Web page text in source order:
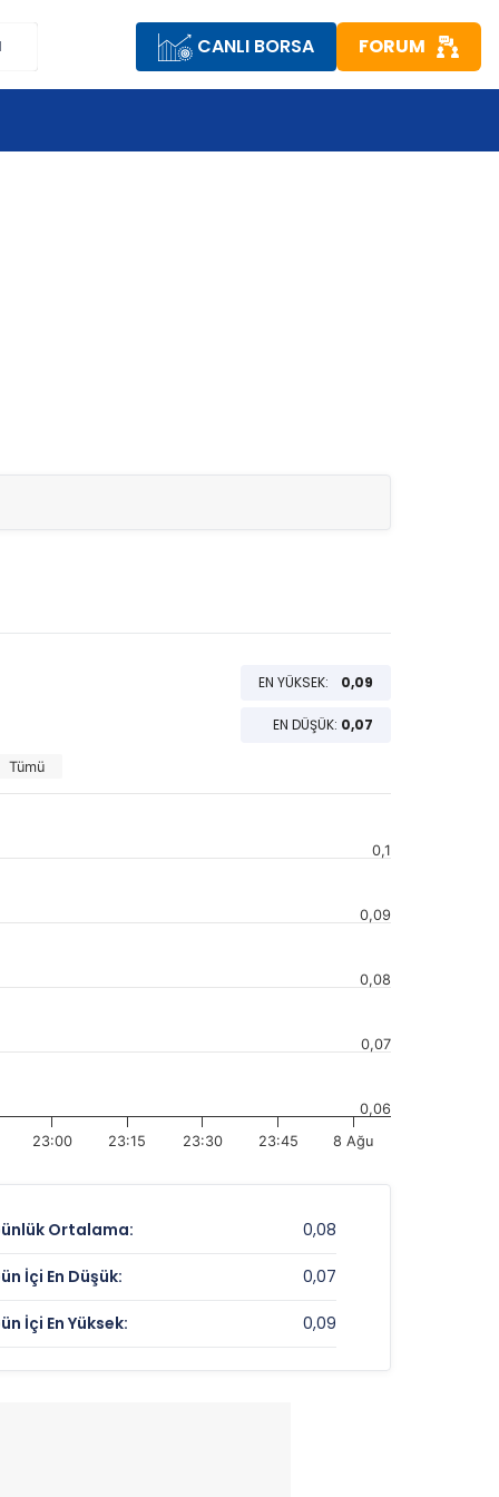
CANLI BORSA FORUM
EN YÜKSEK: 0,09
EN DÜŞÜK: 0,07
Tümü
23:00 23:15 23:30 23:45 8 Ağu
0,06
0,07
0,08
0,09
0,1
Ortalama: 0,08
İçi En Düşük: 0,07
İçi En Yüksek: 0,09